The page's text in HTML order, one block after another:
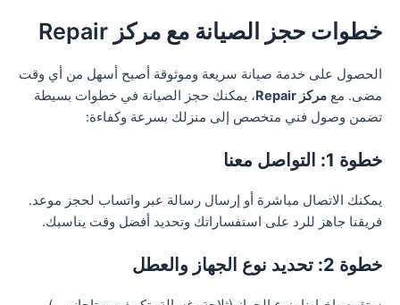
خطوات حجز الصيانة مع مركز Repair
الحصول على خدمة صيانة سريعة وموثوقة أصبح أسهل من أي وقت
مضى. مع مركز Repair
، يمكنك حجز الصيانة في خطوات بسيطة
تضمن وصول فني متخصص إلى منزلك بسرعة وكفاءة:
خطوة 1: التواصل معنا
يمكنك الاتصال مباشرة أو إرسال رسالة عبر واتساب لحجز موعد.
فريقنا جاهز للرد على استفساراتك وتحديد أفضل وقت يناسبك.
خطوة 2: تحديد نوع الجهاز والعطل